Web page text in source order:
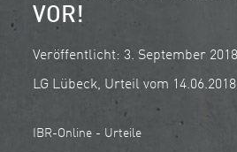
OR!
Veröffentlicht: 3. September 2018
LG Lübeck, Urteil vom
IBR-Online - Urteile